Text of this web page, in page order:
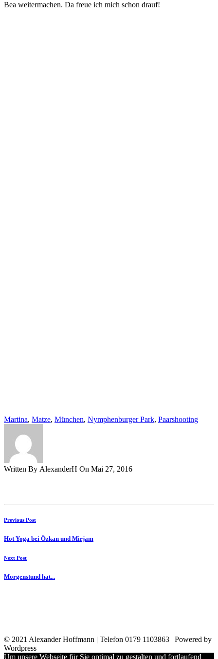
Bea weitermachen. Da freue ich mich schon drauf!
Martina, Matze, München, Nymphenburger Park, Paarshooting
Written By AlexanderH On Mai 27, 2016
Previous Post
Hot Yoga bei Özkan und Mirjam
Next Post
Morgenstund hat...
© 2021 Alexander Hoffmann | Telefon 0179 1103863 | Powered by
Wordpress
Um unsere Webseite für Sie optimal zu gestalten und fortlaufend